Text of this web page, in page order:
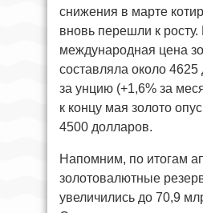
снижения в марте
вновь перешли к росту.
международная цена
составляла около 4625
за унцию (+1,6% за
к концу мая золото
4500 долларов.
Напомним, по итогам
золотовалютные
увеличились до 70,9